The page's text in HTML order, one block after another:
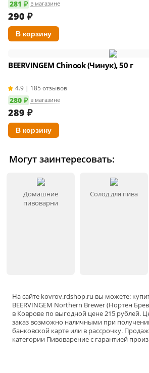
281 ₽ в магазине
290 ₽
BEERVINGEM Chinook (Чинук), 50 г
4.9 | 185 отзывов
280 ₽ в магазине
289 ₽
Могут заинтересовать:
Домашние
пивоварни
Солод для пива
На сайте kovrov.rdshop.ru вы можете:
BEERVINGEM Northern Brewer (Нортен
в Коврове по выгодной цене 215 рублей.
заказ возможно наличными при
банковской карте или в рассрочку.
категории Пивоварениес гарантией